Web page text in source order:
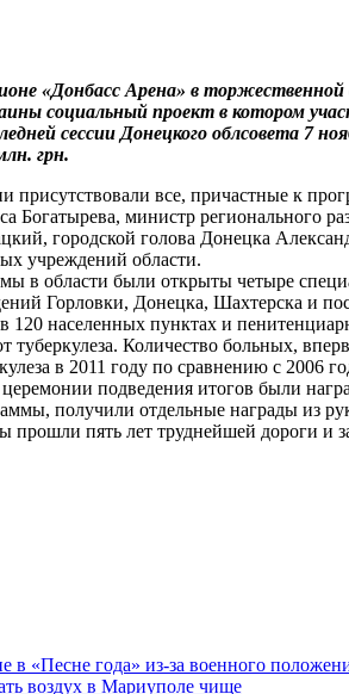
«Донбасс Арена» в
социальный проект в котором
сессии Донецкого облсовета 7
грн.
присутствовали все, причастные к
Богатырева, министр регионального
городской голова Донецка
учреждений области.
в области были открыты четыре
Горловки, Донецка, Шахтерска и
120 населенных пунктах и
туберкулеза. Количество больных,
в 2011 году по сравнению с 2006
подведения итогов были
получили отдельные награды из
пять лет труднейшей дороги и
в «Песне года» из-за военного
воздух в Мариуполе чище